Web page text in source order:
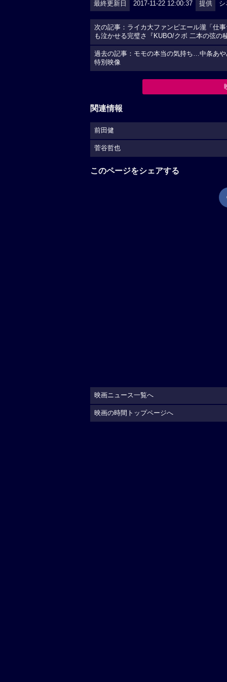
最終更新日 2017-11-22 12:00:37 提供
次の記事：ライカ大ファンピエール瀧「仕
も泣かせる完璧さ『KUBO/クボ 二本の弦の
過去の記事：モモの本当の気持ち…中条あ
特別映像
関連情報
前田健
菅谷哲也
このページをシェアする
映画ニュース一覧へ
映画の時間トップページへ